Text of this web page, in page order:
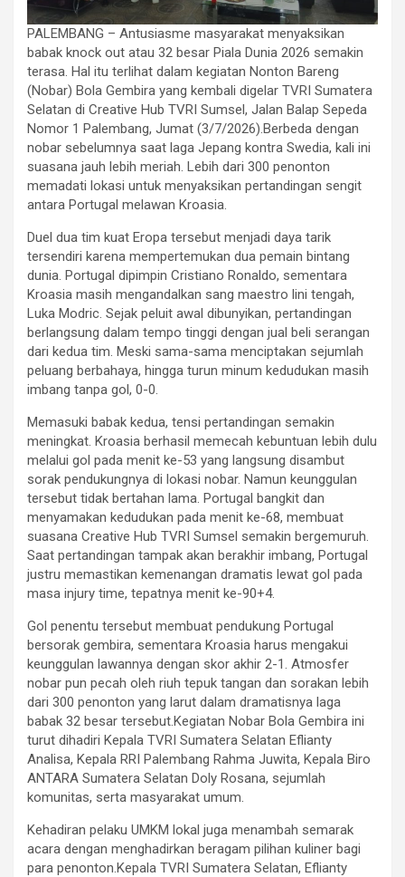
PALEMBANG – Antusiasme masyarakat menyaksikan
babak knock out atau 32 besar Piala Dunia 2026 semakin
terasa. Hal itu terlihat dalam kegiatan Nonton Bareng
(Nobar) Bola Gembira yang kembali digelar TVRI Sumatera
Selatan di Creative Hub TVRI Sumsel, Jalan Balap Sepeda
Nomor 1 Palembang, Jumat (3/7/2026).Berbeda dengan
nobar sebelumnya saat laga Jepang kontra Swedia, kali ini
suasana jauh lebih meriah. Lebih dari 300 penonton
memadati lokasi untuk menyaksikan pertandingan sengit
antara Portugal melawan Kroasia.
Duel dua tim kuat Eropa tersebut menjadi daya tarik
tersendiri karena mempertemukan dua pemain bintang
dunia. Portugal dipimpin Cristiano Ronaldo, sementara
Kroasia masih mengandalkan sang maestro lini tengah,
Luka Modric. Sejak peluit awal dibunyikan, pertandingan
berlangsung dalam tempo tinggi dengan jual beli serangan
dari kedua tim. Meski sama-sama menciptakan sejumlah
peluang berbahaya, hingga turun minum kedudukan masih
imbang tanpa gol, 0-0.
Memasuki babak kedua, tensi pertandingan semakin
meningkat. Kroasia berhasil memecah kebuntuan lebih dulu
melalui gol pada menit ke-53 yang langsung disambut
sorak pendukungnya di lokasi nobar. Namun keunggulan
tersebut tidak bertahan lama. Portugal bangkit dan
menyamakan kedudukan pada menit ke-68, membuat
suasana Creative Hub TVRI Sumsel semakin bergemuruh.
Saat pertandingan tampak akan berakhir imbang, Portugal
justru memastikan kemenangan dramatis lewat gol pada
masa injury time, tepatnya menit ke-90+4.
Gol penentu tersebut membuat pendukung Portugal
bersorak gembira, sementara Kroasia harus mengakui
keunggulan lawannya dengan skor akhir 2-1. Atmosfer
nobar pun pecah oleh riuh tepuk tangan dan sorakan lebih
dari 300 penonton yang larut dalam dramatisnya laga
babak 32 besar tersebut.Kegiatan Nobar Bola Gembira ini
turut dihadiri Kepala TVRI Sumatera Selatan Eflianty
Analisa, Kepala RRI Palembang Rahma Juwita, Kepala Biro
ANTARA Sumatera Selatan Doly Rosana, sejumlah
komunitas, serta masyarakat umum.
Kehadiran pelaku UMKM lokal juga menambah semarak
acara dengan menghadirkan beragam pilihan kuliner bagi
para penonton.Kepala TVRI Sumatera Selatan, Eflianty